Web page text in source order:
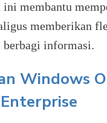
ini membantu
memberikan
informasi.
Windows